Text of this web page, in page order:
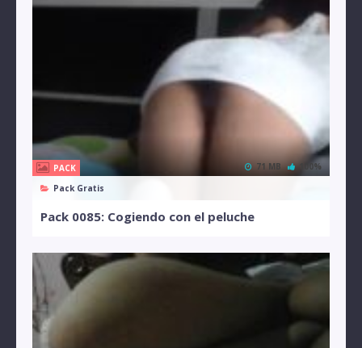
PACK
Pack Gratis
71 MB 100%
Pack 0085: Cogiendo con el peluche